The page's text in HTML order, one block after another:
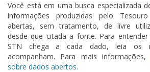
Você está em uma busca especializada
informações produzidas pelo
abertas, sem tratamento, de livre
desde que citada a fonte. Para
STN chega a cada dado, leia os
acompanham. Para mais
sobre dados abertos.